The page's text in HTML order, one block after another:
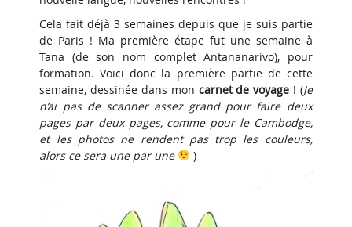
Cela fait déjà 3 semaines depuis que je suis partie
de Paris ! Ma première étape fut une semaine à
Tana (de son nom complet Antananarivo), pour
formation. Voici donc la première partie de cette
semaine, dessinée dans mon carnet de voyage ! (Je
n’ai pas de scanner assez grand pour faire deux
pages par deux pages, comme pour le Cambodge,
et les photos ne rendent pas trop les couleurs,
alors ce sera une par une
)